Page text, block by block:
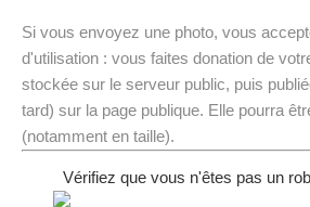
Si vous envoyez une photo, vous
d'utilisation : vous faites donation de
stockée sur le serveur public, puis
tard) sur la page publique. Elle pourra
(notamment en taille).
Vérifiez que vous n'êtes pas un